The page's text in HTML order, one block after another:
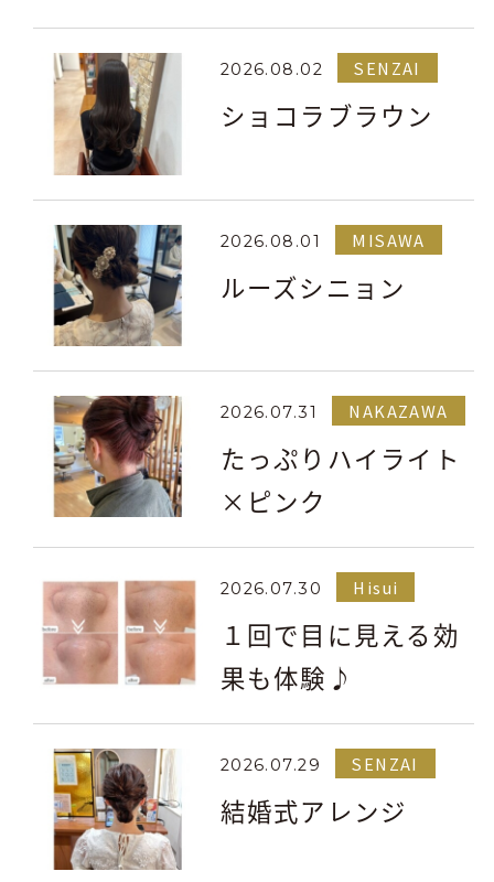
2026.08.02 SENZAI
ショコラブラウン
2026.08.01 MISAWA
ルーズシニョン
2026.07.31 NAKAZAWA
たっぷりハイライト
×ピンク
2026.07.30 Hisui
１回で目に見える効
果も体験♪
2026.07.29 SENZAI
結婚式アレンジ